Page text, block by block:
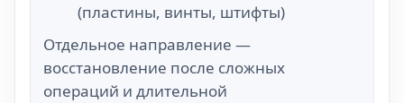
(пластины, винты, штифты)
Отдельное направление —
восстановление после сложных
операций и длительной